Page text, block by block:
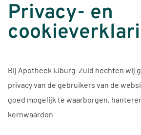
Privacy- en
Bij Apotheek IJburg-Zuid hechten wij
privacy van de gebruikers van de
goed mogelijk te waarborgen,
kernwaarden